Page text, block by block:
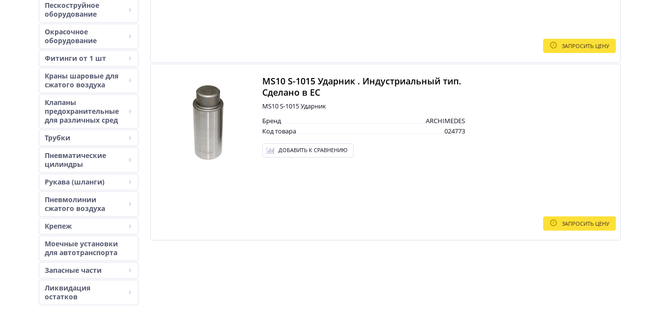
Пескоструйное
оборудование
Окрасочное
оборудование
Фитинги от 1 шт
Краны шаровые для
сжатого воздуха
Клапаны
предохранительные
для различных сред
Трубки
Пневматические
цилиндры
Рукава (шланги)
Пневмолинии
сжатого воздуха
Крепеж
Моечные установки
для автотранспорта
Запасные части
Ликвидация
остатков
ЗАПРОСИТЬ ЦЕНУ
MS10 S-1015 Ударник . Индустриальный тип.
Сделано в ЕС
MS10 S-1015 Ударник
Бренд
ARCHIMEDES
Код товара
024773
ДОБАВИТЬ К СРАВНЕНИЮ
ЗАПРОСИТЬ ЦЕНУ